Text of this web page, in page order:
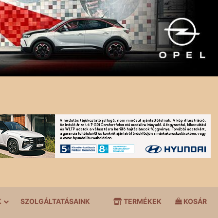
SZOLGÁLTATÁSAINK TERMÉKEK KOSÁR